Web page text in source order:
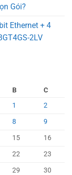
Gói?
Ethernet + 4
2LV
B
C
1
2
8
9
15
16
22
23
29
30